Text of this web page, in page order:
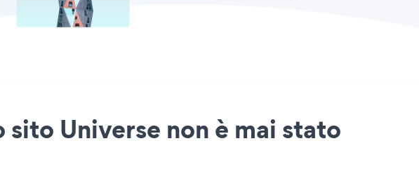
Universe non è mai stato